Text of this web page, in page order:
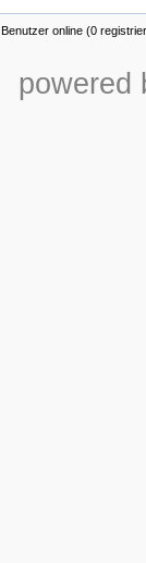
online (0
powered